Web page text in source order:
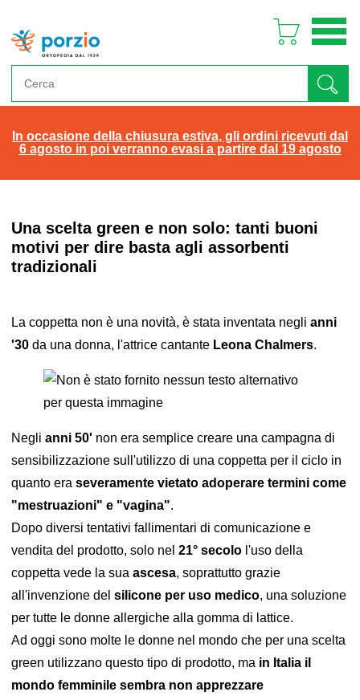
In occasione della chiusura estiva, gli ordini ricevuti dal
6 agosto in poi verranno evasi a partire dal 19 agosto
Una scelta green e non solo: tanti buoni
motivi per dire basta agli assorbenti
tradizionali
La coppetta non è una novità, è stata inventata negli anni
'30 da una donna, l'attrice cantante Leona Chalmers.
Negli anni 50' non era semplice creare una campagna di
sensibilizzazione sull'utilizzo di una coppetta per il ciclo in
quanto era severamente vietato adoperare termini come
"mestruazioni" e "vagina".
Dopo diversi tentativi fallimentari di comunicazione e
vendita del prodotto, solo nel 21° secolo l'uso della
coppetta vede la sua ascesa, soprattutto grazie
all'invenzione del silicone per uso medico, una soluzione
per tutte le donne allergiche alla gomma di lattice.
Ad oggi sono molte le donne nel mondo che per una scelta
green utilizzano questo tipo di prodotto, ma in Italia il
mondo femminile sembra non apprezzare